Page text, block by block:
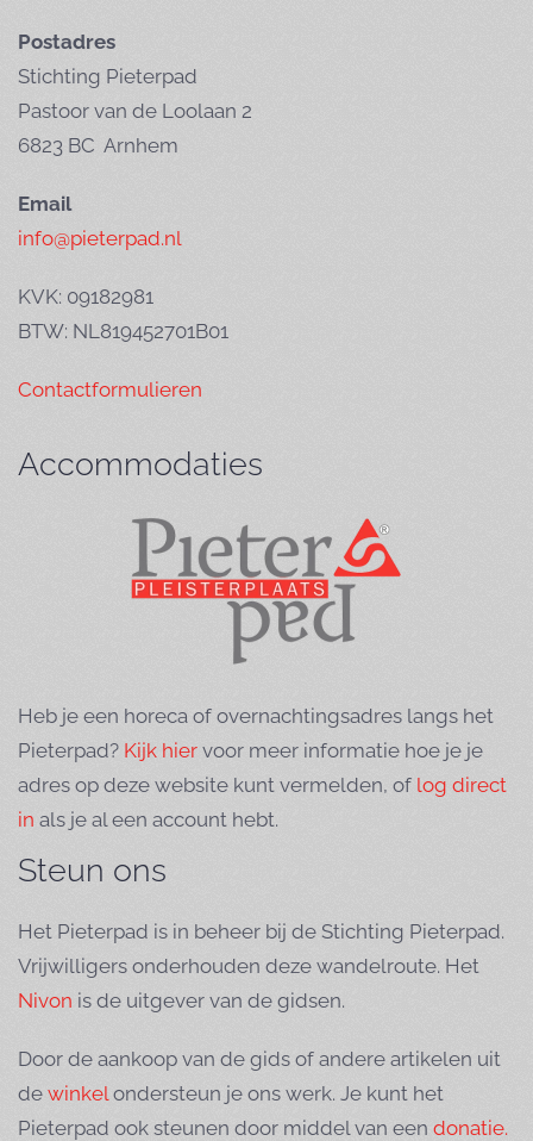
Postadres
Stichting Pieterpad
Pastoor van de Loolaan 2
6823 BC Arnhem
Email
info@pieterpad.nl
KVK: 09182981
BTW: NL819452701B01
Contactformulieren
Accommodaties
Heb je een horeca of overnachtingsadres langs het
Pieterpad? Kijk hier voor meer informatie hoe je je
adres op deze website kunt vermelden, of log direct
in als je al een account hebt.
Steun ons
Het Pieterpad is in beheer bij de Stichting Pieterpad.
Vrijwilligers onderhouden deze wandelroute. Het
Nivon is de uitgever van de gidsen.
Door de aankoop van de gids of andere artikelen uit
de winkelondersteun je ons werk. Je kunt het
Pieterpad ook steunen door middel van een donatie.